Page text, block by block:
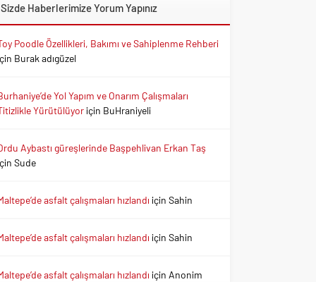
Sizde Haberlerimize Yorum Yapınız
Poodle Özellikleri, Bakımı ve Sahiplenme Rehberi
Burak adıgüzel
Yol Yapım ve Onarım Çalışmaları
Yürütülüyoriçin BuHraniyeli
Aybastı güreşlerinde Başpehlivan Erkan Taş
Sude
asfalt çalışmaları hızlandı içinSahin
asfalt çalışmaları hızlandı içinSahin
asfalt çalışmaları hızlandı için Anonim